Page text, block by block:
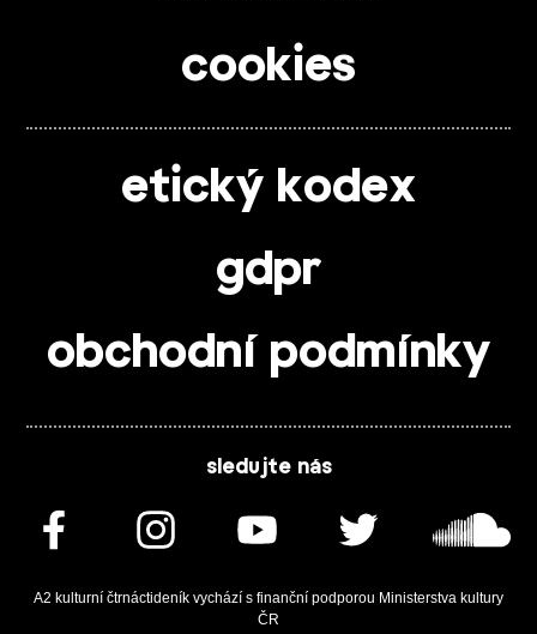
cookies
etický kodex
gdpr
obchodní podmínky
sledujte nás
A2 kulturní čtrnáctideník vychází s finanční podporou Ministerstva kultury
ČR